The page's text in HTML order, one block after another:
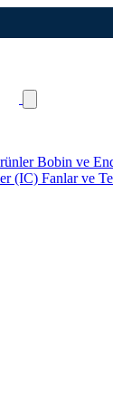
Bobin ve
(IC) Fanlar ve